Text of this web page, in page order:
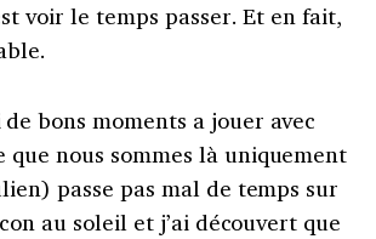
voir le temps passer. Et en fait,
de bons moments a jouer avec
que nous sommes là uniquement
passe pas mal de temps sur
au soleil et j’ai découvert que